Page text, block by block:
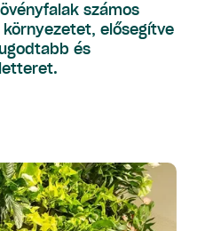
számos
elősegítve
és